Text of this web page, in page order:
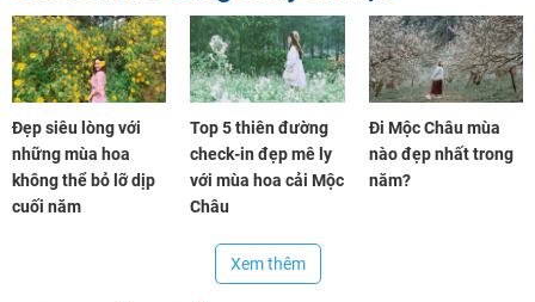
Đẹp siêu lòng với
những mùa hoa
không thể bỏ lỡ dịp
cuối năm
Top 5 thiên đường
check-in đẹp mê ly
với mùa hoa cải Mộc
Châu
Đi Mộc Châu mùa
nào đẹp nhất trong
năm?
Xem thêm